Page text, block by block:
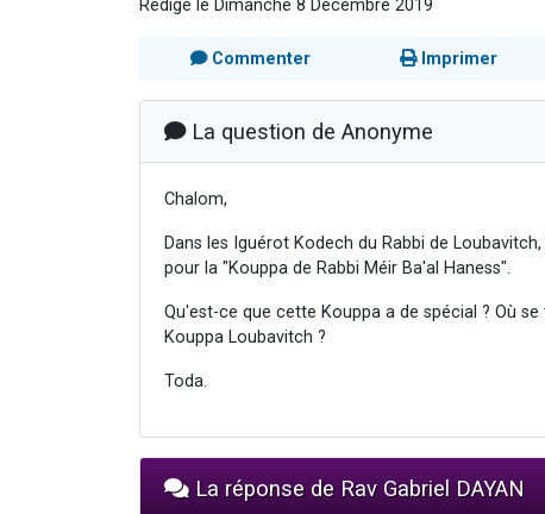
Rédigé le Dimanche 8 Décembre 2019
Commenter Imprimer
La question de Anonyme
Chalom,
Dans les Iguérot Kodech du Rabbi de
pour la "Kouppa de Rabbi Méir Ba'al Haness".
Qu'est-ce que cette Kouppa a de spécial ? Où
Kouppa Loubavitch ?
Toda.
La réponse de Rav Gabriel DAYAN